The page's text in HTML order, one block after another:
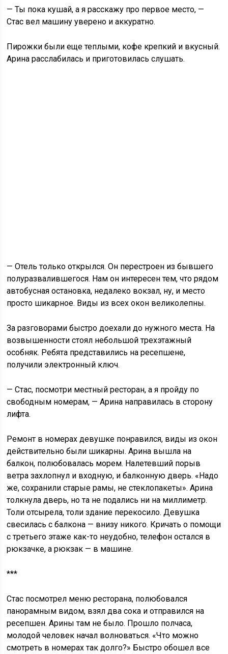
— Ты пока кушай, а я расскажу про первое место, —
Стас вел машину уверено и аккуратно.
Пирожки были еще теплыми, кофе крепкий и вкусный.
Арина расслабилась и приготовилась слушать.
— Отель только открылся. Он перестроен из бывшего
полуразвалившегося. Нам он интересен тем, что рядом
автобусная остановка, недалеко вокзал, ну, и место
просто шикарное. Виды из всех окон великолепны.
За разговорами быстро доехали до нужного места. На
возвышенности стоял небольшой трехэтажный
особняк. Ребята представились на ресепшене,
получили электронный ключ.
— Стас, посмотри местный ресторан, а я пройду по
свободным номерам, — Арина направилась в сторону
лифта.
Ремонт в номерах девушке понравился, виды из окон
действительно были шикарны. Арина вышла на
балкон, полюбовалась морем. Налетевший порыв
ветра захлопнул и входную, и балконную дверь. «Надо
же, сохранили старые рамы, не стеклопакеты». Арина
толкнула дверь, но та не подались ни на миллиметр.
Толи отсырела, толи здание перекосило. Девушка
свесилась с балкона — внизу никого. Кричать о помощи
с третьего этаже как-то неудобно, телефон остался в
рюкзачке, а рюкзак — в машине.
***
Стас посмотрел меню ресторана, полюбовался
панорамным видом, взял два сока и отправился на
ресепшен. Арины там не было. Прошло полчаса,
молодой человек начал волноваться. «Что можно
смотреть в номерах так долго?» Быстро обошел все